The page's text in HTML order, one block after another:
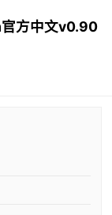
方中文v0.90